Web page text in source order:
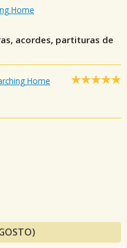
Home
acordes, partituras de
Home